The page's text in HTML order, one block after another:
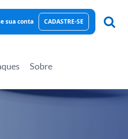
sua conta CADASTRE-SE
Sobre